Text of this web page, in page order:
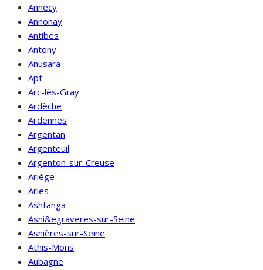
Annecy
Annonay
Antibes
Antony
Anusara
Apt
Arc-lès-Gray
Ardèche
Ardennes
Argentan
Argenteuil
Argenton-sur-Creuse
Ariège
Arles
Ashtanga
Asni&egraveres-sur-Seine
Asnières-sur-Seine
Athis-Mons
Aubagne